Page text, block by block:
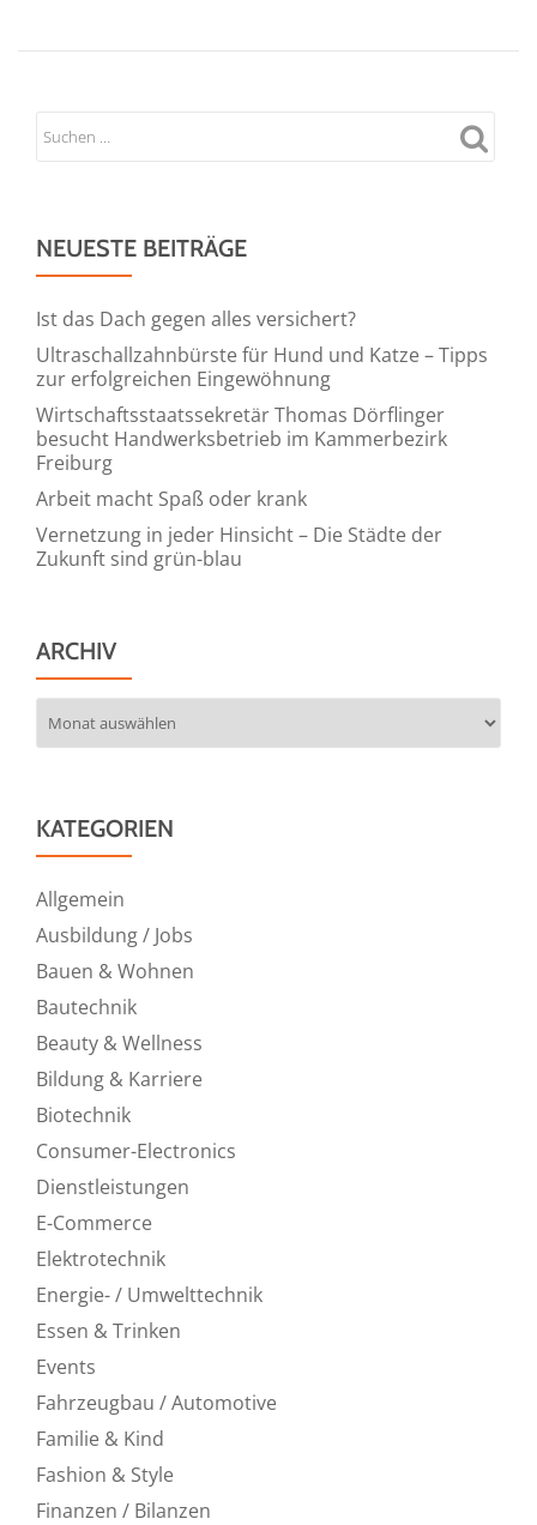
NEUESTE BEITRÄGE
Ist das Dach gegen alles versichert?
Ultraschallzahnbürste für Hund und Katze – Tipps
zur erfolgreichen Eingewöhnung
Wirtschaftsstaatssekretär Thomas Dörflinger
besucht Handwerksbetrieb im Kammerbezirk
Freiburg
Arbeit macht Spaß oder krank
Vernetzung in jeder Hinsicht – Die Städte der
Zukunft sind grün-blau
ARCHIV
KATEGORIEN
Allgemein
Ausbildung / Jobs
Bauen & Wohnen
Bautechnik
Beauty & Wellness
Bildung & Karriere
Biotechnik
Consumer-Electronics
Dienstleistungen
E-Commerce
Elektrotechnik
Energie- / Umwelttechnik
Essen & Trinken
Events
Fahrzeugbau / Automotive
Familie & Kind
Fashion & Style
Finanzen / Bilanzen